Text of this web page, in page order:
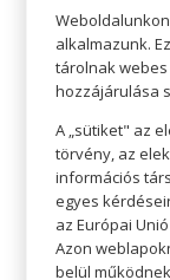
Nem
ígérnek,
viselkedés.
alkalmazunk.
tárolnak
hozzájárulása
A „sütiket" az
törvény, az
információs
egyes
az Európai
Azon
belül